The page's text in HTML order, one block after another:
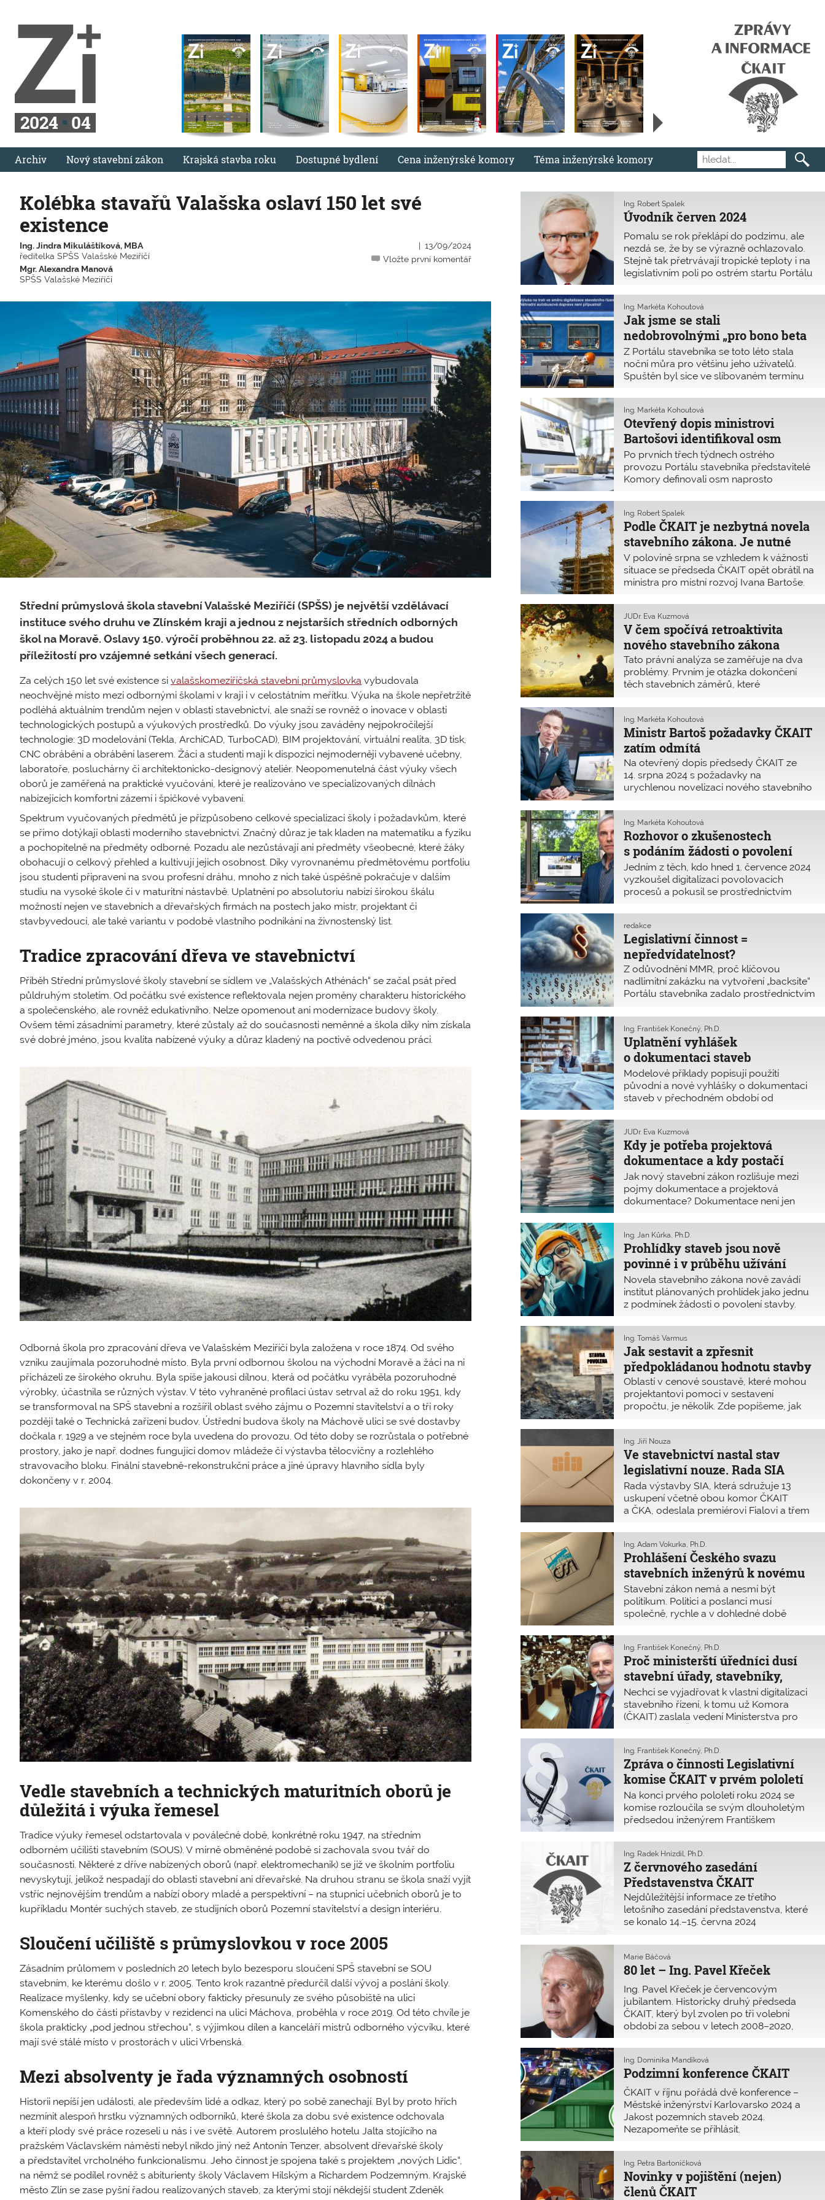
2024 04
Archiv Nový stavební zákon Krajská stavba roku Dostupné bydlení Cena inženýrské komory Téma inženýrské komory
Kolébka stavařů Valašska oslaví 150 let své
existence
Ing. Jindra Mikuláštíková, MBA
ředitelka SPŠS Valašské Meziříčí
Mgr. Alexandra Manová
SPŠS Valašské Meziříčí
13/09/2024
Vložte první komentář
Střední průmyslová škola stavební Valašské Meziříčí (SPŠS) je největší vzdělávací
instituce svého druhu ve Zlínském kraji a jednou z nejstarších středních odborných
škol na Moravě. Oslavy 150. výročí proběhnou 22. až 23. listopadu 2024 a budou
příležitostí pro vzájemné setkání všech generací.
Za celých 150 let své existence si valašskomeziříčská stavební průmyslovka vybudovala
neochvějné místo mezi odbornými školami v kraji i v celostátním meřítku. Výuka na škole nepřetržitě
podléhá aktuálním trendům nejen v oblasti stavebnictví, ale snaží se rovněž o inovace v oblasti
technologických postupů a výukových prostředků. Do výuky jsou zaváděny nejpokročilejší
technologie: 3D modelování (Tekla, ArchiCAD, TurboCAD), BIM projektování, virtuální realita, 3D tisk,
CNC obrábění a obrábění laserem. Žáci a studenti mají k dispozici nejmoderněji vybavené učebny,
laboratoře, posluchárny či architektonicko-designový ateliér. Neopomenutelná část výuky všech
oborů je zaměřená na praktické vyučování, které je realizováno ve specializovaných dílnách
nabízejících komfortní zázemí i špičkové vybavení.
Spektrum vyučovaných předmětů je přizpůsobeno celkové specializaci školy i požadavkům, které
se přímo dotýkají oblasti moderního stavebnictví. Značný důraz je tak kladen na matematiku a fyziku
a pochopitelně na předměty odborné. Pozadu ale nezůstávají ani předměty všeobecné, které žáky
obohacují o celkový přehled a kultivují jejich osobnost. Díky vyrovnanému předmětovému portfoliu
jsou studenti připraveni na svou profesní dráhu, mnoho z nich také úspěšně pokračuje v dalším
studiu na vysoké škole či v maturitní nástavbě. Uplatnění po absolutoriu nabízí širokou škálu
možností nejen ve stavebních a dřevařských firmách na postech jako mistr, projektant či
stavbyvedoucí, ale také variantu v podobě vlastního podnikání na živnostenský list.
Tradice zpracování dřeva ve stavebnictví
Příběh Střední průmyslové školy stavební se sídlem ve „Valašských Athénách“ se začal psát před
půldruhým stoletím. Od počátku své existence reflektovala nejen proměny charakteru historického
a společenského, ale rovněž edukativního. Nelze opomenout ani modernizace budovy školy.
Ovšem těmi zásadními parametry, které zůstaly až do současnosti neměnné a škola díky nim získala
své dobré jméno, jsou kvalita nabízené výuky a důraz kladený na poctivě odvedenou práci.
Odborná škola pro zpracování dřeva ve Valašském Meziříčí byla založena v roce 1874. Od svého
vzniku zaujímala pozoruhodné místo. Byla první odbornou školou na východní Moravě a žáci na ni
přicházeli ze širokého okruhu. Byla spíše jakousi dílnou, která od počátku vyráběla pozoruhodné
výrobky, účastnila se různých výstav. V této vyhraněné profilaci ústav setrval až do roku 1951, kdy
se transformoval na SPŠ stavební a rozšířil oblast svého zájmu o Pozemní stavitelství a o tři roky
později také o Technická zařízení budov. Ústřední budova školy na Máchově ulici se své dostavby
dočkala r. 1929 a ve stejném roce byla uvedena do provozu. Od této doby se rozrůstala o potřebné
prostory, jako je např. dodnes fungující domov mládeže či výstavba tělocvičny a rozlehlého
stravovacího bloku. Finální stavebně-rekonstrukční práce a jiné úpravy hlavního sídla byly
dokončeny v r. 2004.
Vedle stavebních a technických maturitních oborů je
důležitá i výuka řemesel
Tradice výuky řemesel odstartovala v poválečné době, konkrétně roku 1947, na středním
odborném učilišti stavebním (SOUS). V mírně obměněné podobě si zachovala svou tvář do
současnosti. Některé z dříve nabízených oborů (např. elektromechanik) se již ve školním portfoliu
nevyskytují, jelikož nespadají do oblasti stavební ani dřevařské. Na druhou stranu se škola snaží vyjít
vstříc nejnovějším trendům a nabízí obory mladé a perspektivní – na stupnici učebních oborů je to
kupříkladu Montér suchých staveb, ze studijních oborů Pozemní stavitelství a design interiéru.
Sloučení učiliště s průmyslovkou v roce 2005
Zásadním průlomem v posledních 20 letech bylo bezesporu sloučení SPŠ stavební se SOU
stavebním, ke kterému došlo v r. 2005. Tento krok razantně předurčil další vývoj a poslání školy.
Realizace myšlenky, kdy se učební obory fakticky přesunuly ze svého působiště na ulici
Komenského do části přístavby v rezidenci na ulici Máchova, proběhla v roce 2019. Od této chvíle je
škola prakticky „pod jednou střechou“, s výjimkou dílen a kanceláří mistrů odborného výcviku, které
mají své stálé místo v prostorách v ulici Vrbenská.
Mezi absolventy je řada významných osobností
Historii nepíší jen události, ale především lidé a odkaz, který po sobě zanechají. Byl by proto hřích
nezmínit alespoň hrstku významných odborníků, které škola za dobu své existence odchovala
a kteří plody své práce rozeseli u nás i ve světě. Autorem proslulého hotelu Jalta stojícího na
pražském Václavském náměstí nebyl nikdo jiný než Antonín Tenzer, absolvent dřevařské školy
a představitel vrcholného funkcionalismu. Jeho činnost je spojena také s projektem „nových Lidic“,
na němž se podílel rovněž s abiturienty školy Václavem Hilským a Richardem Podzemným. Krajské
město Zlín se zase pyšní řadou realizovaných staveb, za kterými stojí někdejší student Zdeněk
Úvodník červen 2024
Ing. Robert Špalek
Pomalu se rok překlápí do podzimu, ale
nezdá se, že by se výrazně ochlazovalo.
Stejně tak přetrvávají tropické teploty i na
legislativním poli po ostrém startu Portálu
Nepředpokládal jsem, že by start tak
složitého systému pracoval hn
Jak jsme se stali
nedobrovolnými „pro bono beta
testery“ Portálu stavebníka
Ing. Markéta Kohoutová
Z Portálu stavebníka se toto léto stala
noční můra pro většinu jeho uživatelů.
Spuštěn byl sice ve slibovaném termínu
podstatných funkcionalit a jeho
uživatelská nepřívětivost zdaleka předčila
obavy autorizovaných osob. Namísto
slibovaného zkrácení lhůt nastala panika
a paralýza povolovacího řízení. To jsou
zřejmé důvody, proč se problémy Portálu
stavebníka staly i jednou z hlavních letních
aktivit představitelů Komory. Pro ty, kteří
se zatím s portálem zatím nepokusili
pracovat a teprve je to čeká, přinášíme
stručné ohlédnutí za průběhem prvních
týdnů života digitalizace nových
povolovacích procesů.
Otevřený dopis ministrovi
Bartošovi identifikoval osm
zásadních problémů Portálu
stavebníka
Ing. Markéta Kohoutová
Po prvních třech týdnech ostrého
provozu Portálu stavebníka představitelé
Komory definovali osm naprosto
byly popsány votevřeném dopise ČKAIT
ministrovi MMR z 25. července 2024
Ing. Radim Loukota doplňuje informaci o
tom, zda a jak se tyto chyby ke konci
srpna podařilo odstranit.
Podle ČKAIT je nezbytná novela
stavebního zákona. Je nutné
zrušit retroaktivitu některých
jeho částí
Ing. Robert Špalek
V polovině srpna se vzhledem k vážnosti
situace se předseda ČKAIT opět obrátil na
ministra pro místní rozvoj Ivana Bartoše.
stavebního práva může mít i velmi
negativní dopad na výkonnost celého
českého stavebnictví. ČKAIT požaduje
novelu nového stavebního zákona
a navrhuje zásadní úpravu pravidel pro
přechodné období tak, aby se zamezilo
retroaktivnímu působení některých jeho
V čem spočívá retroaktivita
nového stavebního zákona
JUDr. Eva Kuzmová
Tato právní analýza se zaměřuje na dva
problémy. Prvním je otázka dokončení
těch stavebních záměrů, které
nestihl do 30. června 2024 podat žádost
o územní řízení. Druhým je otázka
komunikace stavebníka se stavebním
úřadem a dotčenými orgány, a zejména
to, zda i v přechodném období (tedy do
30. června 2027) musí stavebník nahrát
projektovou dokumentaci výhradně přes
Portál stavebníka.
vyplývá z formulace jeho přechodných
ustanovení a z pozdě vydávaných
prováděcích předpisů. Situaci komplikuje
i příliš striktní výklad MMR.
Ministr Bartoš požadavky ČKAIT
zatím odmítá
Ing. Markéta Kohoutová
Na otevřený dopis předsedy ČKAIT ze
14. srpna 2024 s požadavky na
urychlenou novelizaci nového stavebního
Komora obdržela zamítavou odpověď již
19. srpna 2024. Komora bude i nadále
usilovat o nápravu současné kritické
situace ve stavebnictví, která nastala po
1. červenci 2024. V odpovědi ministra
Ivana Bartoše, která je publikována na
stránkách MMR, jsou však uvedena
nepravdivá nebo velmi zkreslená tvrzení,
požadavky Komory. Proto zde
zveřejňujeme uvedení některých tvrzení
na pravou míru.
Rozhovor o zkušenostech
s podáním žádosti o povolení
stavby prostřednictvím Portálu
stavebníka
Ing. Markéta Kohoutová
Jedním z těch, kdo hned 1. července 2024
vyzkoušel digitalizaci povolovacích
procesů a pokusil se prostřednictvím
o povolení stavby, byl i Ing. Radim
Loukota, místopředseda Představenstva
ČKAIT. V rozhovoru mimo jiné uvádí, že
i přes současné nepohodlí digitalizaci
stavebního řízení potřebujeme a že
v budoucnu nám snad opravdu práci
ušetří.
Legislativní činnost =
nepředvídatelnost?
redakce
Z odůvodnění MMR, proč klíčovou
nadlimitní zakázku na vytvoření „backsite“
Portálu stavebníka zadalo prostřednictvím
firmě InQool.
Uplatnění vyhlášek
o dokumentaci staveb
v přechodném období má různé
výklady
Ing. František Konečný, Ph.D.
Modelové příklady popisují použití
původní a nové vyhlášky o dokumentaci
staveb v přechodném období od
podle nového stavebního zákona.
Bohužel v některých otázkách, s nimiž se
na Komoru obracejí autorizované osoby,
se dosud nepodařilo sjednotit názor
ČKAIT s výkladem MMR. Tyto odpovědi
jsou v textu vyznačeny.
Kdy je potřeba projektová
dokumentace a kdy postačí
dokumentace?
JUDr. Eva Kuzmová
Jak nový stavební zákon rozlišuje mezi
pojmy dokumentace a projektová
dokumentace? Dokumentace není jen
dokumentace, ale má jiný obsah
a význam. Zatímco projektovou
dokumentaci musí zpracovat
autorizovaná osoba, dokumentaci může
zpracovat kvalifikovaná osoba se
vzděláním a praxí.
Prohlídky staveb jsou nově
povinné i v průběhu užívání
pozemních staveb
Ing. Jan Kůrka, Ph.D.
Novela stavebního zákona nově zavádí
institut plánovaných prohlídek jako jednu
z podmínek žádosti o povolení stavby.
dosud nebyly obvyklé. S prohlídkami
v různých fázích životního cyklu stavby
jsme se dosud setkávali především
u staveb inženýrských, kde je běžně
využíván systém kontroly jakosti jak
v průběhu realizace, tak především
v průběhu užívání díla. Tyto prohlídky
bývají zakotveny v resortních předpisech
a v průběhu realizace se na ně odvolává
smlouva o dílo.
Jak sestavit a zpřesnit
předpokládanou hodnotu stavby
Ing. Tomáš Varmus
Oblastí v cenové soustavě, které mohou
projektantovi pomoci v sestavení
propočtu, je několik. Zde popíšeme, jak
stavby ve fázi stavebního povolení použít
agregované položky z cenové soustavy
RTS, která byla naposledy aktualizována
v srpnu 2024.
Ve stavebnictví nastal stav
legislativní nouze. Rada SIA
požaduje neprodlené řešení
Ing. Jiří Nouza
Rada výstavby SIA, která sdružuje 13
uskupení včetně obou komor ČKAIT
a ČKA, odeslala premiérovi Fialovi a třem
výzvu, aby poslanecká sněmovna ve
stavu legislativní nouze řešila současnou
kritickou situaci při povolování staveb
podle nového stavebního zákona. Všichni
členové rady se shodli, že je třeba
neprodleně minimalizovat škody a situaci
napravit. Dopis byl odeslán 23. srpna 2024
a dán na vědomí i všem poslancům
a senátorům. Zde publikujeme jeho znění.
Odpověď premiéra Petra Fialy ze dne 5.
září najdete na konci článku.
Prohlášení Českého svazu
stavebních inženýrů k novému
stavebnímu zákonu a Portálu
stavebníka
Ing. Adam Vokurka, Ph.D.
Stavební zákon nemá a nesmí být
politikum. Politici a poslanci musí
společně, rychle a v dohledné době
zákon a především digitalizace procesů
ve stavebních řízeních vyvolal.
Proč ministerští úředníci dusí
stavební úřady, stavebníky,
projektanty a snad i ministra?
Ing. František Konečný, Ph.D.
Nechci se vyjadřovat k vlastní digitalizaci
stavebního řízení, k tomu už Komora
(ČKAIT) zaslala vedení Ministerstva pro
a nemá smysl se opakovat. Rád bych se
však podělil o aktuální zkušenosti
projektantů z pozice předsedy oblasti
ČKAIT České Budějovice.
Zpráva o činnosti Legislativní
komise ČKAIT v prvém pololetí
roku 2024
Ing. František Konečný, Ph.D.
Na konci prvého pololetí roku 2024 se
komise rozloučila se svým dlouholetým
předsedou inženýrem Františkem
Představenstvu ČKAIT žádost o své
uvolnění z funkce předsedy LK, a na jeho
doporučení byl jmenovaný nový
předseda LK inženýr František Konečný,
Ph.D. Organizačně došlo ke změně, kdy
Legislativní komise ukončila možnost
účasti na dálku a nastolila výhradně
Z červnového zasedání
Představenstva ČKAIT
Ing. Radek Hnízdil, Ph.D.
Nejdůležitější informace ze třetího
letošního zasedání představenstva, které
se konalo 14.–15. června 2024
Hradech. Výjezdního zasedání se
účastnilo všech 15 členů.
80 let – Ing. Pavel Křeček
Marie Báčová
Ing. Pavel Křeček je červencovým
jubilantem. Historicky druhý předseda
ČKAIT, který byl zvolen po tři volební
období za sebou v letech 2008–2020,
Podzimní konference ČKAIT
Ing. Dominika Mandíková
ČKAIT v říjnu pořádá dvě konference –
Městské inženýrství Karlovarsko 2024 a
Jakost pozemních staveb 2024.
Nezapomeňte se přihlásit.
Novinky v pojištění (nejen)
členů ČKAIT
Ing. Petra Bartoníčková